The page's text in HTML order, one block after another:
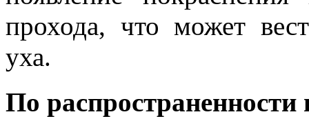
прохода, что может
уха.
По